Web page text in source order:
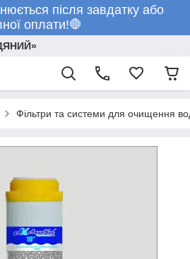
після завдатку або
оплати!🛑
Фільтри та системи для очищення